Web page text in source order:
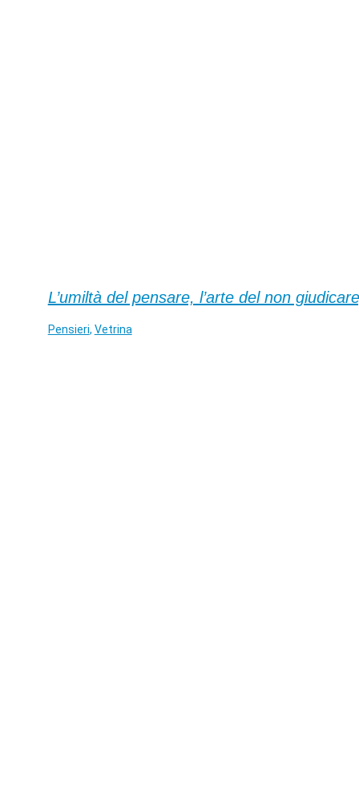
L’umiltà del pensare, l’arte del non
Pensieri, Vetrina